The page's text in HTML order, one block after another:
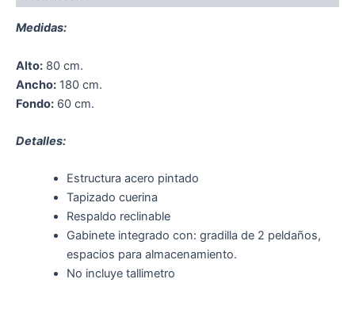
Medidas:
Alto: 80 cm.
Ancho: 180 cm.
Fondo: 60 cm.
Detalles:
Estructura acero pintado
Tapizado cuerina
Respaldo reclinable
Gabinete integrado con: gradilla de 2 peldaños,
espacios para almacenamiento.
No incluye tallimetro